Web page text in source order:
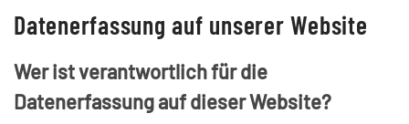
Datenerfassung auf unserer Website
Wer ist verantwortlich für die
Datenerfassung auf dieser Website?